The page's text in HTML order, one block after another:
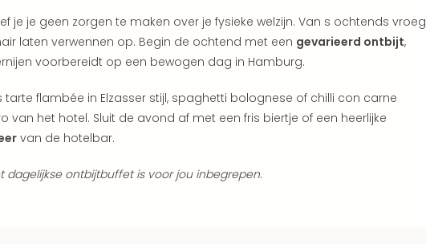
je je geen zorgen te maken over je fysieke welzijn. Van s ochtends vroeg
laten verwennen op. Begin de ochtend met een gevarieerd ontbijt,
voorbereidt op een bewogen dag in Hamburg.
tarte flambée in Elzasser stijl, spaghetti bolognese of chilli con carne
van het hotel. Sluit de avond af met een fris biertje of een heerlijke
van de hotelbar.
dagelijkse ontbijtbuffet is voor jou inbegrepen.